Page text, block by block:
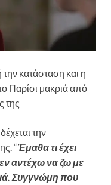
κατάσταση και η
Παρίσι μακριά από
της
την
“Έμαθα τι έχει
αντέχω να ζω με
Συγγνώμη που